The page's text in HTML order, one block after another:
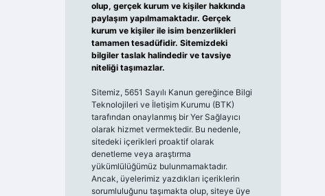
olup, gerçek kurum ve kişiler hakkında
paylaşım yapılmamaktadır. Gerçek
kurum ve kişiler ile isim benzerlikleri
tamamen tesadüfidir. Sitemizdeki
bilgiler taslak halindedir ve tavsiye
niteliği taşımazlar.
Sitemiz, 5651 Sayılı Kanun gereğince Bilgi
Teknolojileri ve İletişim Kurumu (BTK)
tarafından onaylanmış bir Yer Sağlayıcı
olarak hizmet vermektedir. Bu nedenle,
sitedeki içerikleri proaktif olarak
denetleme veya araştırma
yükümlülüğümüz bulunmamaktadır.
Ancak, üyelerimiz yazdıkları içeriklerin
sorumluluğunu taşımakta olup, siteye üye